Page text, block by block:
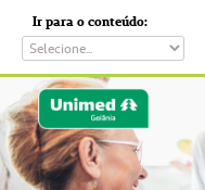
Ir para o conteúdo: